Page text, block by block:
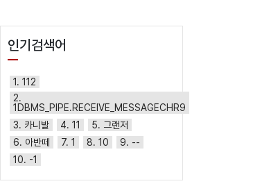
인기검색어
1. 112
2.
1DBMS_PIPE.RECEIVE_MESSAGECHR9
3. 카니발
4. 11
5. 그랜저
6. 아반떼
7. 1 8. 10
9. --
10. -1